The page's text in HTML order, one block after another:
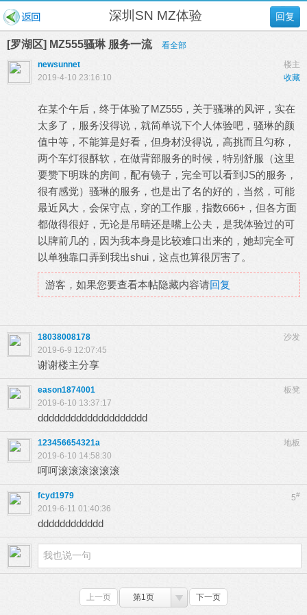
回复
深圳SN MZ体验
[罗湖区] MZ555骚琳 服务一流
看全部
楼主
newsunnet
收藏
2019-4-10 23:16:10
在某个午后，终于体验了MZ555，关于骚琳的风评，实在
太多了，服务没得说，就简单说下个人体验吧，骚琳的颜
值中等，不能算是好看，但身材没得说，高挑而且匀称，
两个车灯很酥软，在做背部服务的时候，特别舒服（这里
要赞下明珠的房间，配有镜子，完全可以看到JS的服务，
很有感觉）骚琳的服务，也是出了名的好的，当然，可能
最近风大，会保守点，穿的工作服，指数666+，但各方面
都做得很好，无论是吊晴还是嘴上公夫，是我体验过的可
以牌前几的，因为我本身是比较难口出来的，她却完全可
以单独靠口弄到我出shui，这点也算很厉害了。
游客，如果您要查看本帖隐藏内容请回复
沙发
18038008178
2019-6-9 12:07:45
谢谢楼主分享
板凳
eason1874001
2019-6-10 13:37:17
dddddddddddddddddddd
地板
123456654321a
2019-6-10 14:58:30
呵呵滚滚滚滚滚滚
5#
fcyd1979
2019-6-11 01:40:36
dddddddddddd
上一页 第1页 下一页